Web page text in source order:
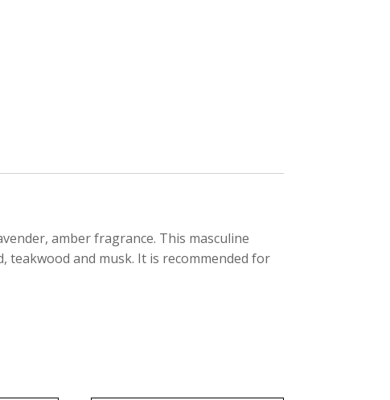
amber fragrance. This masculine
teakwood and musk. It is recommended for